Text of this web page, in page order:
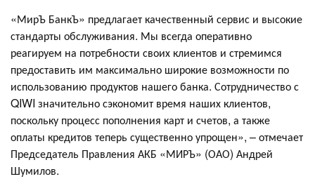
«МирЪ БанкЪ» предлагает качественный сервис и высокие
стандарты обслуживания. Мы всегда оперативно
реагируем на потребности своих клиентов и стремимся
предоставить им максимально широкие возможности по
использованию продуктов нашего банка. Сотрудничество с
QIWI значительно сэкономит время наших клиентов,
поскольку процесс пополнения карт и счетов, а также
оплаты кредитов теперь существенно упрощен», – отмечает
Председатель Правления АКБ «МИРЪ» (ОАО) Андрей
Шумилов.